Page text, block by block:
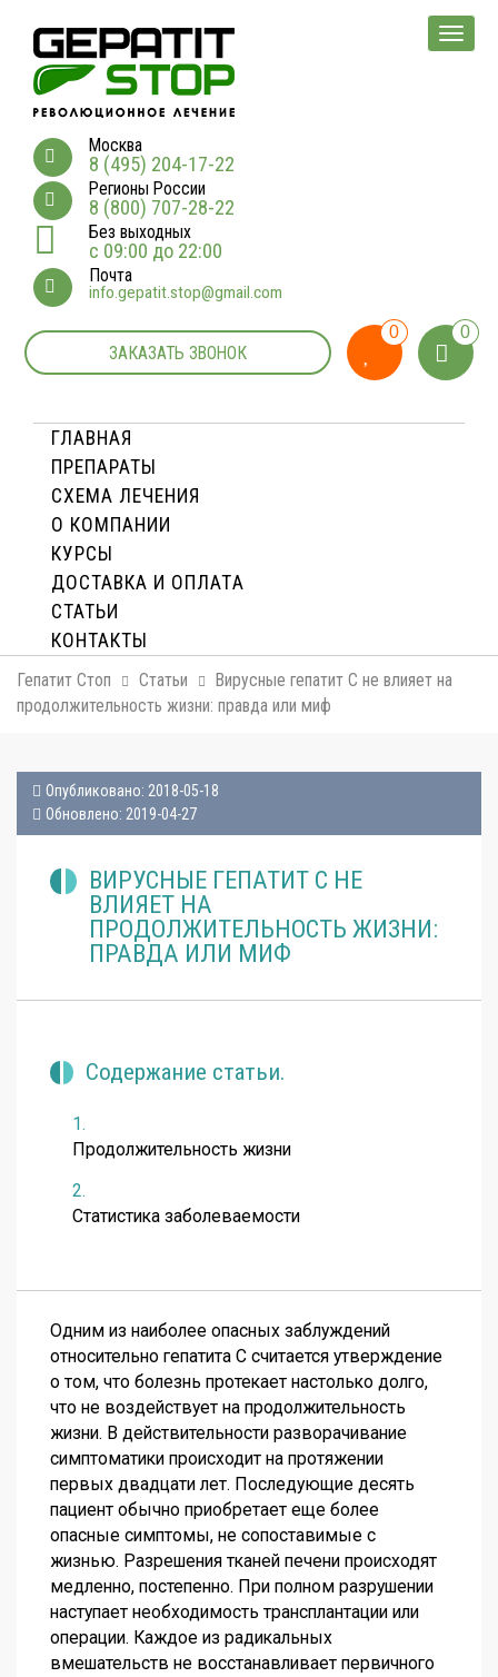
Москва
8 (495) 204-17-22
Регионы России
8 (800) 707-28-22
Без выходных
с 09:00 до 22:00
Почта
info.gepatit.stop@gmail.com
ЗАКАЗАТЬ ЗВОНОК
0 0
ГЛАВНАЯ
ПРЕПАРАТЫ
СХЕМА ЛЕЧЕНИЯ
О КОМПАНИИ
КУРСЫ
ДОСТАВКА И ОПЛАТA
СТАТЬИ
КОНТАКТЫ
Гепатит Стоп Статьи
Вирусные гепатит С не влияет на
продолжительность жизни: правда или миф
Опубликовано: 2018-05-18
Обновлено: 2019-04-27
ВИРУСНЫЕ ГЕПАТИТ С НЕ
ВЛИЯЕТ НА
ПРОДОЛЖИТЕЛЬНОСТЬ ЖИЗНИ:
ПРАВДА ИЛИ МИФ
Содержание статьи.
Продолжительность жизни
Статистика заболеваемости
Одним из наиболее опасных заблуждений
относительно гепатита С считается утверждение
о том, что болезнь протекает настолько долго,
что не воздействует на продолжительность
жизни. В действительности разворачивание
симптоматики происходит на протяжении
первых двадцати лет. Последующие десять
пациент обычно приобретает еще более
опасные симптомы, не сопоставимые с
жизнью. Разрешения тканей печени происходят
медленно, постепенно. При полном разрушении
наступает необходимость трансплантации или
операции. Каждое из радикальных
вмешательств не восстанавливает первичного